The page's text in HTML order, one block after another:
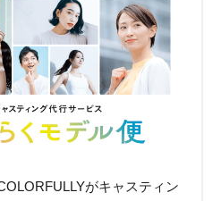
がキャスティン